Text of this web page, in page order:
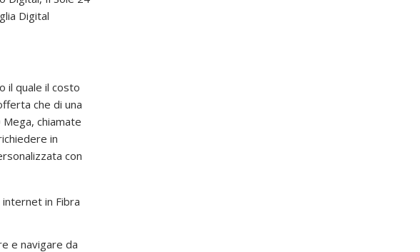
Digital
il quale il costo
che di una
chiamate
in
con
in Fibra
e navigare da